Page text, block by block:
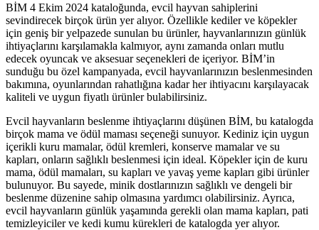
BİM 4 Ekim 2024 kataloğunda, evcil hayvan sahiplerini
sevindirecek birçok ürün yer alıyor. Özellikle kediler ve köpekler
için geniş bir yelpazede sunulan bu ürünler, hayvanlarınızın günlük
ihtiyaçlarını karşılamakla kalmıyor, aynı zamanda onları mutlu
edecek oyuncak ve aksesuar seçenekleri de içeriyor. BİM’in
sunduğu bu özel kampanyada, evcil hayvanlarınızın beslenmesinden
bakımına, oyunlarından rahatlığına kadar her ihtiyacını karşılayacak
kaliteli ve uygun fiyatlı ürünler bulabilirsiniz.
Evcil hayvanların beslenme ihtiyaçlarını düşünen BİM, bu katalogda
birçok mama ve ödül maması seçeneği sunuyor. Kediniz için uygun
içerikli kuru mamalar, ödül kremleri, konserve mamalar ve su
kapları, onların sağlıklı beslenmesi için ideal. Köpekler için de kuru
mama, ödül mamaları, su kapları ve yavaş yeme kapları gibi ürünler
bulunuyor. Bu sayede, minik dostlarınızın sağlıklı ve dengeli bir
beslenme düzenine sahip olmasına yardımcı olabilirsiniz. Ayrıca,
evcil hayvanların günlük yaşamında gerekli olan mama kapları, pati
temizleyiciler ve kedi kumu kürekleri de katalogda yer alıyor.